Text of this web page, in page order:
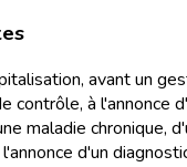
avant un
contrôle, à l'annonce
maladie chronique,
d'un